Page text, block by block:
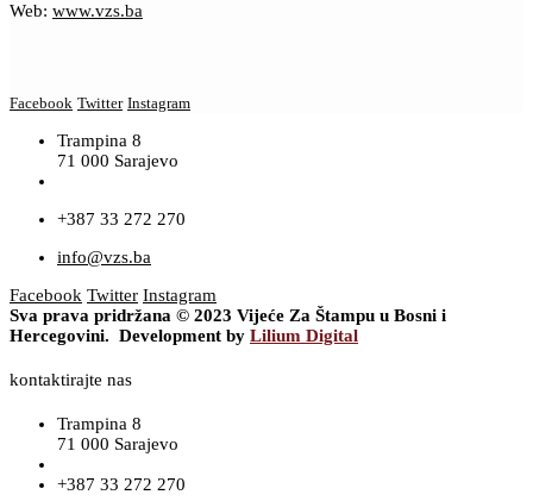
Web: www.vzs.ba
Facebook Twitter Instagram
Trampina 8
71 000 Sarajevo
+387 33 272 270
info@vzs.ba
Facebook Twitter Instagram
Sva prava pridržana © 2023 Vijeće Za Štampu u Bosni i
Hercegovini. Development by Lilium Digital
kontaktirajte nas
Trampina 8
71 000 Sarajevo
+387 33 272 270